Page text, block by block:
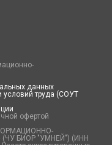
данных
условий труда (СОУТ
офертой
БИОР "УМНЕЙ") (ИНН